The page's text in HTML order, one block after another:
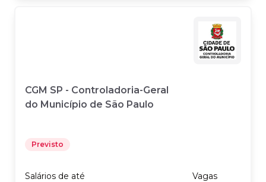
CGM SP - Controladoria-Geral
do Município de São Paulo
Previsto
Salários de até Vagas